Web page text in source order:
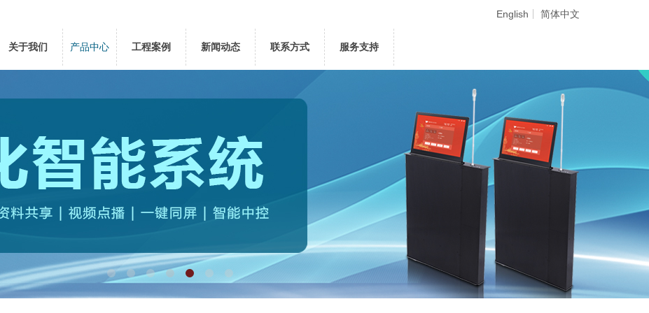
关于我们 产品中心 工程案例 新闻动态 联系方式 服务支持
English 简体中文